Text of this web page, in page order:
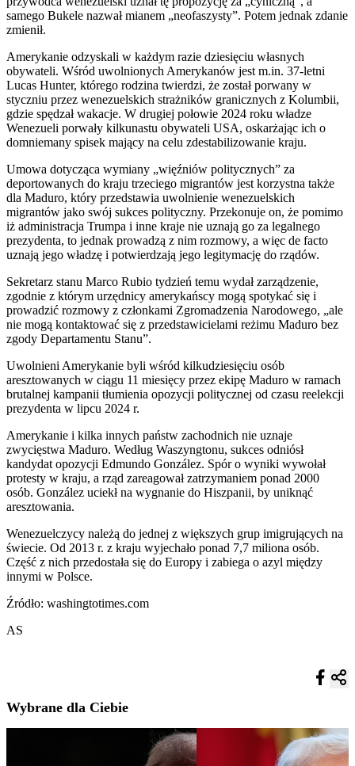
samego Bukele nazwał mianem „neofaszysty”. Potem jednak zdanie
zmienił.
Amerykanie odzyskali w każdym razie dziesięciu własnych
obywateli. Wśród uwolnionych Amerykanów jest m.in. 37-letni
Lucas Hunter, którego rodzina twierdzi, że został porwany w
styczniu przez wenezuelskich strażników granicznych z Kolumbii,
gdzie spędzał wakacje. W drugiej połowie 2024 roku władze
Wenezueli porwały kilkunastu obywateli USA, oskarżając ich o
domniemany spisek mający na celu zdestabilizowanie kraju.
Umowa dotycząca wymiany „więźniów politycznych” za
deportowanych do kraju trzeciego migrantów jest korzystna także
dla Maduro, który przedstawia uwolnienie wenezuelskich
migrantów jako swój sukces polityczny. Przekonuje on, że pomimo
iż administracja Trumpa i inne kraje nie uznają go za legalnego
prezydenta, to jednak prowadzą z nim rozmowy, a więc de facto
uznają jego władzę i potwierdzają jego legitymację do rządów.
Sekretarz stanu Marco Rubio tydzień temu wydał zarządzenie,
zgodnie z którym urzędnicy amerykańscy mogą spotykać się i
prowadzić rozmowy z członkami Zgromadzenia Narodowego, „ale
nie mogą kontaktować się z przedstawicielami reżimu Maduro bez
zgody Departamentu Stanu”.
Uwolnieni Amerykanie byli wśród kilkudziesięciu osób
aresztowanych w ciągu 11 miesięcy przez ekipę Maduro w ramach
brutalnej kampanii tłumienia opozycji politycznej od czasu reelekcji
prezydenta w lipcu 2024 r.
Amerykanie i kilka innych państw zachodnich nie uznaje
zwycięstwa Maduro. Według Waszyngtonu, sukces odniósł
kandydat opozycji Edmundo González. Spór o wyniki wywołał
protesty w kraju, a rząd zareagował zatrzymaniem ponad 2000
osób. González uciekł na wygnanie do Hiszpanii, by uniknąć
aresztowania.
Wenezuelczycy należą do jednej z większych grup imigrujących na
świecie. Od 2013 r. z kraju wyjechało ponad 7,7 miliona osób.
Część z nich przedostała się do Europy i zabiega o azyl między
innymi w Polsce.
Źródło: washingtotimes.com
AS
Wybrane dla Ciebie